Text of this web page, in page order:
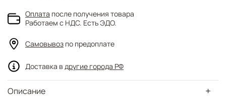
Описание
Оплата после получения товара
Работаем с НДС. Есть ЭДО.
Самовывоз по предоплате
Доставка в другие города РФ